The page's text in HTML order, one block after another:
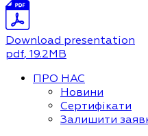
Download presentation
pdf, 19.2MB
ПРО НАС
Новини
Сертифікати
Залишити